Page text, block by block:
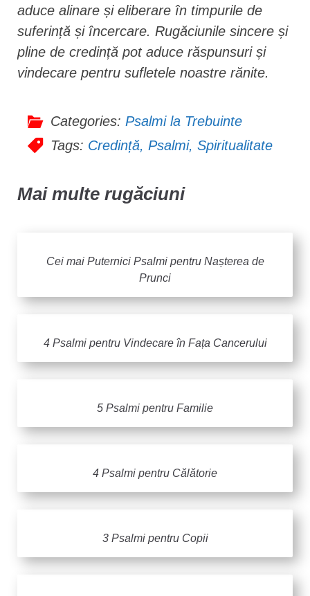
aduce alinare și eliberare în timpurile de
suferință și încercare. Rugăciunile sincere și
pline de credință pot aduce răspunsuri și
vindecare pentru sufletele noastre rănite.
Categories: Psalmi la Trebuinte
Tags: Credință, Psalmi, Spiritualitate
Mai multe rugăciuni
Cei mai Puternici Psalmi pentru Nașterea de
Prunci
4 Psalmi pentru Vindecare în Fața Cancerului
5 Psalmi pentru Familie
4 Psalmi pentru Călătorie
3 Psalmi pentru Copii